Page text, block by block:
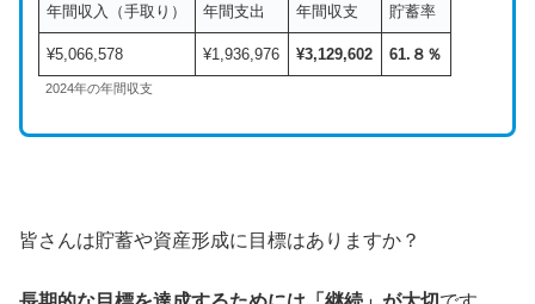
年間収入（手取り） 年間支出 年間収支 貯蓄率
¥5,066,578 ¥1,936,976 ¥3,129,602 61.８％
2024年の年間収支
皆さんは貯蓄や資産形成に目標はありますか？